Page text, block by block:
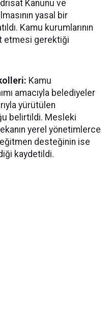
Kanunu ve
yasal bir
Kamu kurumlarının
etmesi gerektiği
Kamu
amacıyla belediyeler
yürütülen
belirtildi. Mesleki
yerel yönetimlerce
desteğinin ise
kaydetildi.